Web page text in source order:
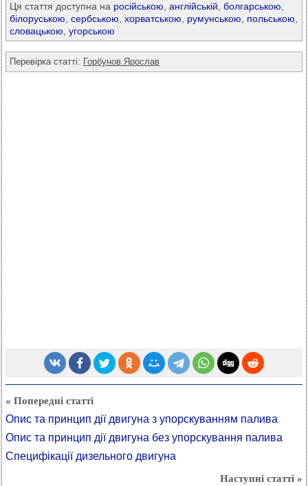
Ця стаття доступна на російською англійській болгарською
білоруською сербською хорватською румунською польською
словацькою угорською
Перевірка статті: Горбунов Ярослав
« Попередні статті
Опис та принцип дії двигуна з упорскуванням палива
Опис та принцип дії двигуна без упорскування палива
Специфікації дизельного двигуна
Наступні статті »